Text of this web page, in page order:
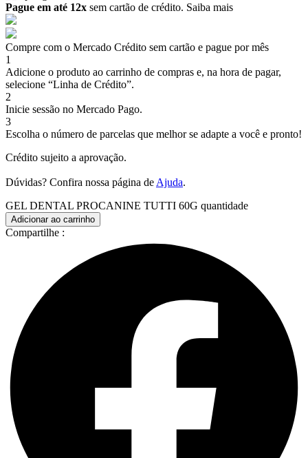
Pague em até 12x sem cartão de crédito. Saiba mais
Compre com o Mercado Crédito sem cartão e pague por mês
1
Adicione o produto ao carrinho de compras e, na hora de pagar,
selecione “Linha de Crédito”.
2
Inicie sessão no Mercado Pago.
3
Escolha o número de parcelas que melhor se adapte a você e pronto!
Crédito sujeito a aprovação.
Dúvidas? Confira nossa página de Ajuda.
GEL DENTAL PROCANINE TUTTI 60G quantidade
Adicionar ao carrinho
Compartilhe :